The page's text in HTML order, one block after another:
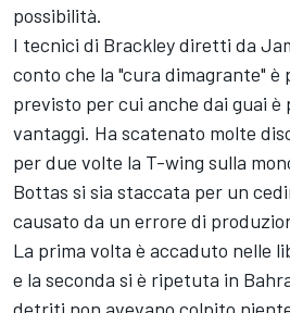
possibilità.
I tecnici di Brackley diretti da
conto che la "cura dimagrante"
previsto per cui anche dai guai
vantaggi. Ha scatenato molte
per due volte la T-wing sulla
Bottas si sia staccata per un
causato da un errore di
La prima volta è accaduto nelle
e la seconda si è ripetuta in